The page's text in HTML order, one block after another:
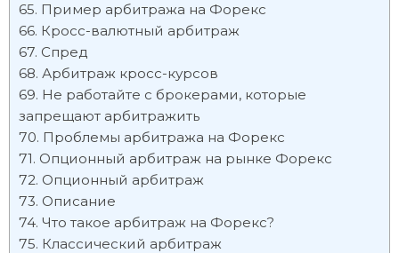
Пример арбитража на Форекс
Кросс-валютный арбитраж
Спред
Арбитраж кросс-курсов
Не работайте с брокерами, которые
запрещают арбитражить
Проблемы арбитража на Форекс
Опционный арбитраж на рынке Форекс
Опционный арбитраж
Описание
Что такое арбитраж на Форекс?
Классический арбитраж